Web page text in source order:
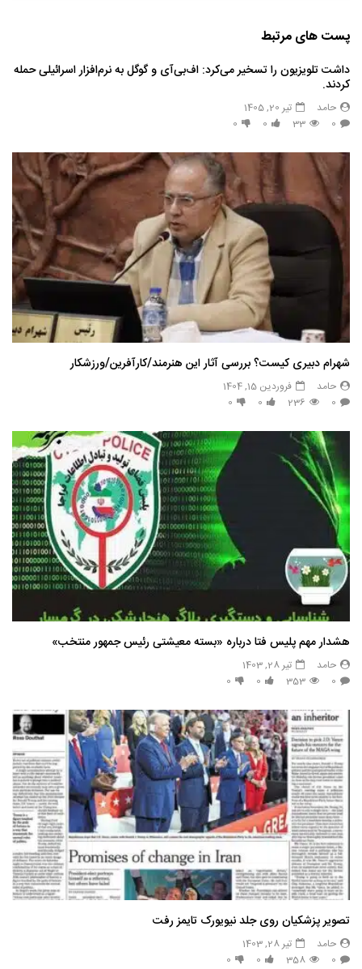
پست های مرتبط
داشت تلویزیون را تسخیر می‌کرد: اف‌بی‌آی و گوگل به نرم‌افزار اسرائیلی حمله
کردند.
حامد
تیر 20, 1405
0
33
0
0
شهرام دبیری کیست؟ بررسی آثار این هنرمند/کارآفرین/ورزشکار
حامد
فروردین 15, 1404
0
236
0
0
هشدار مهم پلیس فتا درباره «بسته معیشتی رئیس جمهور منتخب»
حامد
تیر 28, 1403
0
353
0
0
تصویر پزشکیان روی جلد نیویورک تایمز رفت
حامد
تیر 28, 1403
0
358
0
0